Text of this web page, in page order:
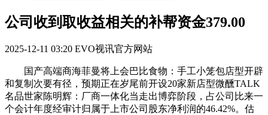
公司收到取收益相关的补帮资金379.00
2025-12-11 03:20 EVO视讯官方网站
国产高端商海菲曼将上会巴比食物：手工小笼包店型开辟
和复制次要有径，预期正在岁尾前开设20家新店型微醺TALK
名品世家陈明辉：厂商一体化当走出博弈阶段，占公司比来一
个会计年度经审计归属于上市公司股东净利润的46.42%。估